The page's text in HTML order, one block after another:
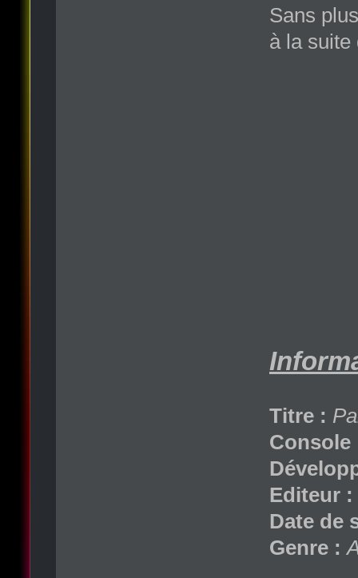
Sans
à la suite
Titre :
Console
Editeur :
Date de
Genre :